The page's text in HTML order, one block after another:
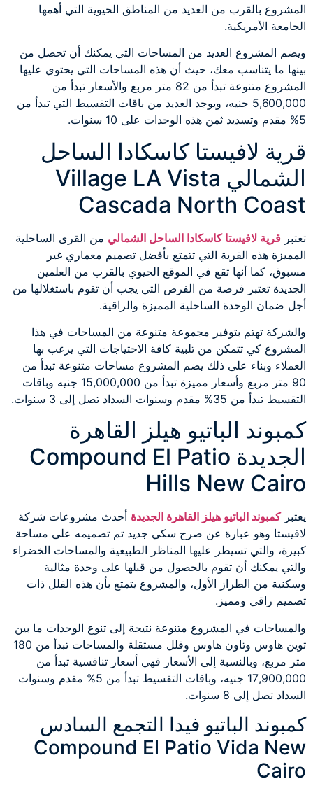
المشروع بالقرب من العديد من المناطق الحيوية التي أهمها
الجامعة الأمريكية.
ويضم المشروع العديد من المساحات التي يمكنك أن تحصل من
بينها ما يتناسب معك، حيث أن هذه المساحات التي يحتوي عليها
المشروع متنوعة تبدأ من 82 متر مربع والأسعار تبدأ من
5,600,000 جنيه، ويوجد العديد من باقات التقسيط التي تبدأ من
5% مقدم وتسديد ثمن هذه الوحدات على 10 سنوات.
قرية لافيستا كاسكادا الساحل
الشمالي Village LA Vista
Cascada North Coast
تعتبر قرية لافيستا كاسكادا الساحل الشمالي من القرى الساحلية
المميزة هذه القرية التي تتمتع بأفضل تصميم معماري غير
مسبوق، كما أنها تقع في الموقع الحيوي بالقرب من العلمين
الجديدة تعتبر فرصة من الفرص التي يجب أن تقوم باستغلالها من
أجل ضمان الوحدة الساحلية المميزة والراقية.
والشركة تهتم بتوفير مجموعة متنوعة من المساحات في هذا
المشروع كي تتمكن من تلبية كافة الاحتياجات التي يرغب بها
العملاء وبناء على ذلك يضم المشروع مساحات متنوعة تبدأ من
90 متر مربع وأسعار مميزة تبدأ من 15,000,000 جنيه وباقات
التقسيط تبدأ من 35% مقدم وسنوات السداد تصل إلى 3 سنوات.
كمبوند الباتيو هيلز القاهرة
الجديدة Compound El Patio
Hills New Cairo
يعتبركمبوند الباتيو هيلز القاهرة الجديدة أحدث مشروعات شركة
لافيستا وهو عبارة عن صرح سكي جديد تم تصميمه على مساحة
كبيرة، والتي تسيطر عليها المناظر الطبيعية والمساحات الخضراء
والتي يمكنك أن تقوم بالحصول من قبلها على وحدة مثالية
وسكنية من الطراز الأول، والمشروع يتمتع بأن هذه الفلل ذات
تصميم راقي ومميز.
والمساحات في المشروع متنوعة نتيجة إلى تنوع الوحدات ما بين
توين هاوس وتاون هاوس وفلل مستقلة والمساحات تبدأ من 180
متر مربع، وبالنسبة إلى الأسعار فهي أسعار تنافسية تبدأ من
17,900,000 جنيه، وباقات التقسيط تبدأ من 5% مقدم وسنوات
السداد تصل إلى 8 سنوات.
كمبوند الباتيو فيدا التجمع السادس
Compound El Patio Vida New
Cairo